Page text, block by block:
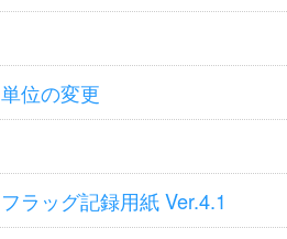
単位の変更
フラッグ記録用紙 Ver.4.1